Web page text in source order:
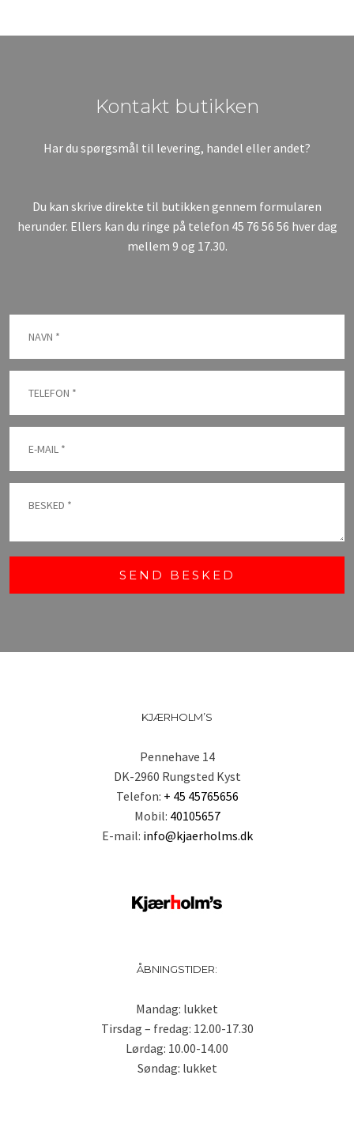
​Kontakt butikken
Har du spørgsmål til levering, handel eller andet?
Du kan skrive direkte til butikken gennem formularen
herunder. Ellers kan du ringe på telefon 45 76 56 56 hver dag
mellem 9 og 17.30.
KJÆRHOLM’S
Pennehave 14
DK-2960 Rungsted Kyst
Telefon: + 45 45765656
Mobil: 40105657
E-mail: info@kjaerholms.dk
ÅBNINGSTIDER:
Mandag: lukket
Tirsdag – fredag: 12.00-17.30
Lørdag: 10.00-14.00
Søndag: lukket